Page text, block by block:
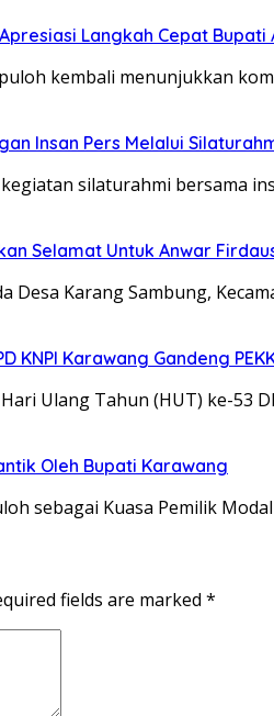
Langkah Cepat Bupati
kembali menunjukkan
Insan Pers Melalui
silaturahmi bersama
Selamat Untuk Anwar
Desa Karang Sambung,
KNPI Karawang Gandeng
Ulang Tahun (HUT) ke-53
Oleh Bupati Karawang
sebagai Kuasa Pemilik
fields are marked *